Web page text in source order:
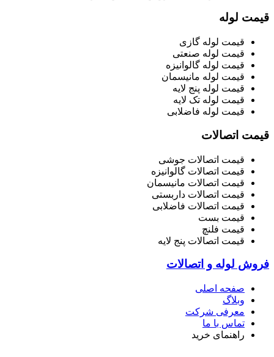
قیمت لوله
قیمت لوله گازی
قیمت لوله صنعتی
قیمت لوله گالوانیزه
قیمت لوله مانیسمان
قیمت لوله پنج لایه
قیمت لوله تک لایه
قیمت لوله فاضلابی
قیمت اتصالات
قیمت اتصالات جوشی
قیمت اتصالات گالوانیزه
قیمت اتصالات مانیسمان
قیمت اتصالات داربستی
قیمت اتصالات فاضلابی
قیمت بست
قیمت فلنچ
قیمت اتصالات پنج لایه
فروش لوله و اتصالات
صفحه اصلی
وبلاگ
معرفی شرکت
تماس با ما
راهنمای خرید